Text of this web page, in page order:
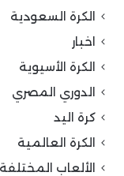
الكرة السعودية
اخبار
الكرة الأسيوية
الدوري المصري
كرة اليد
الكرة العالمية
الألعاب المختلفة